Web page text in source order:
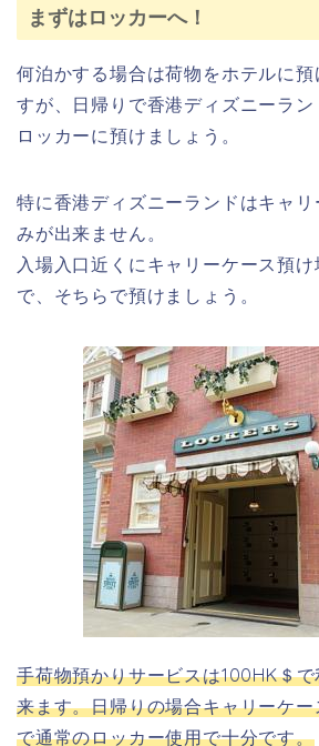
まずはロッカーへ！
何泊かする場合は荷物をホテルに預
すが、日帰りで香港ディズニーラ
ロッカーに預けましょう。
特に香港ディズニーランドはキャ
みが出来ません。
入場入口近くにキャリーケース預
で、そちらで預けましょう。
手荷物預かりサービスは100HK＄
来ます。日帰りの場合キャリーケ
で通常のロッカー使用で十分です。